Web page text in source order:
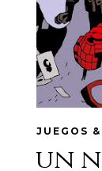
JUEGOS
un